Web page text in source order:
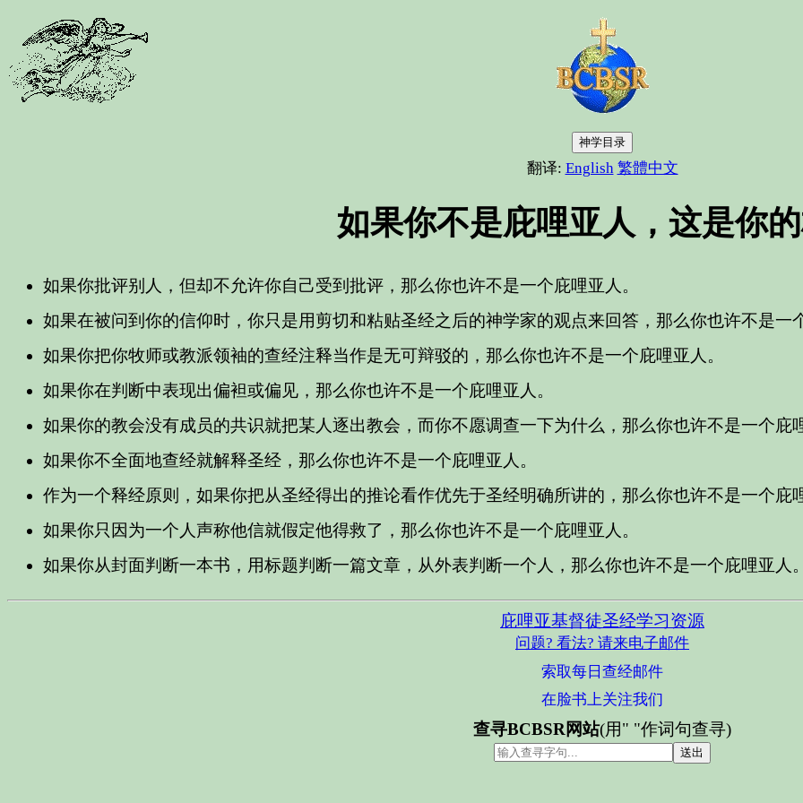
神学目录
翻译: English 繁體中文
如果你不是庇哩亚人，这是你
如果你批评别人，但却不允许你自己受到批评，那么你也许不是一个庇哩亚人。
如果在被问到你的信仰时，你只是用剪切和粘贴圣经之后的神学家的观点来回答，那么你也许不是一
如果你把你牧师或教派领袖的查经注释当作是无可辩驳的，那么你也许不是一个庇哩亚人。
如果你在判断中表现出偏袒或偏见，那么你也许不是一个庇哩亚人。
如果你的教会没有成员的共识就把某人逐出教会，而你不愿调查一下为什么，那么你也许不是一个庇
如果你不全面地查经就解释圣经，那么你也许不是一个庇哩亚人。
作为一个释经原则，如果你把从圣经得出的推论看作优先于圣经明确所讲的，那么你也许不是一个庇
如果你只因为一个人声称他信就假定他得救了，那么你也许不是一个庇哩亚人。
如果你从封面判断一本书，用标题判断一篇文章，从外表判断一个人，那么你也许不是一个庇哩亚人。
庇哩亚基督徒圣经学习资源
问题? 看法? 请来电子邮件
索取每日查经邮件
在脸书上关注我们
查寻BCBSR网站(用" "作词句查寻)